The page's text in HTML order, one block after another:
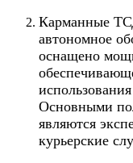
Карманные
автономное
оснащено
Основными
являются
курьерские